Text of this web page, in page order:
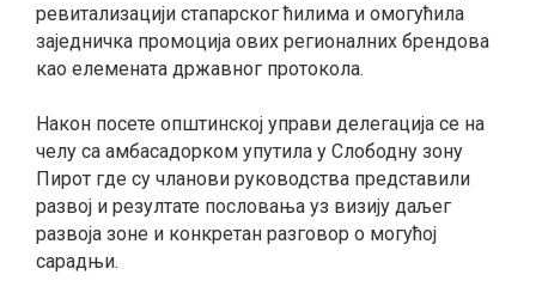
ревитализацији стапарског ћилима и омогућила
заједничка промоција ових регионалних брендова
као елемената државног протокола.
Након посете општинској управи делегација се на
челу са амбасадорком упутила у Слободну зону
Пирот где су чланови руководства представили
развој и резултате пословања уз визију даљег
развоја зоне и конкретан разговор о могућој
сарадњи.